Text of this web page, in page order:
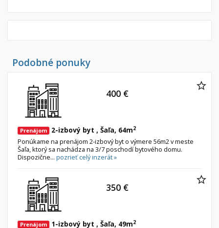
Podobné ponuky
Prenájom 2-izbový byt , Šaľa, 64m2
Ponúkame na prenájom 2-izbový byt o výmere 56m2 v meste
Šaľa, ktorý sa nachádza na 3/7 poschodí bytového domu.
Dispozične... pozrieť celý inzerát »
400 €
Prenájom 1-izbový byt , Šaľa, 49m2
350 €